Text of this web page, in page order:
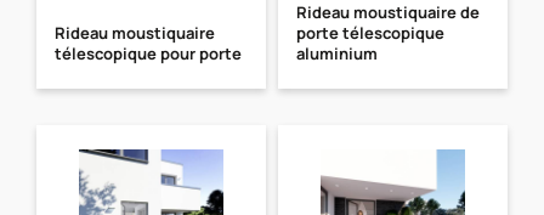
Rideau moustiquaire
télescopique pour porte
Rideau moustiquaire de
porte télescopique
aluminium